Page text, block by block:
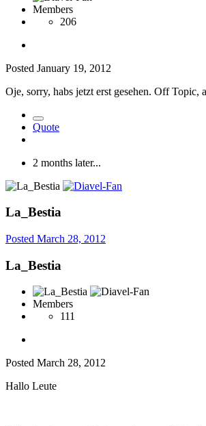
Members
206
Posted January 19, 2012
Oje, sorry, habs jetzt erst gesehen. Off Topic,
Quote
2 months later...
La_Bestia
Posted March 28, 2012
La_Bestia
Members
111
Posted March 28, 2012
Hallo Leute